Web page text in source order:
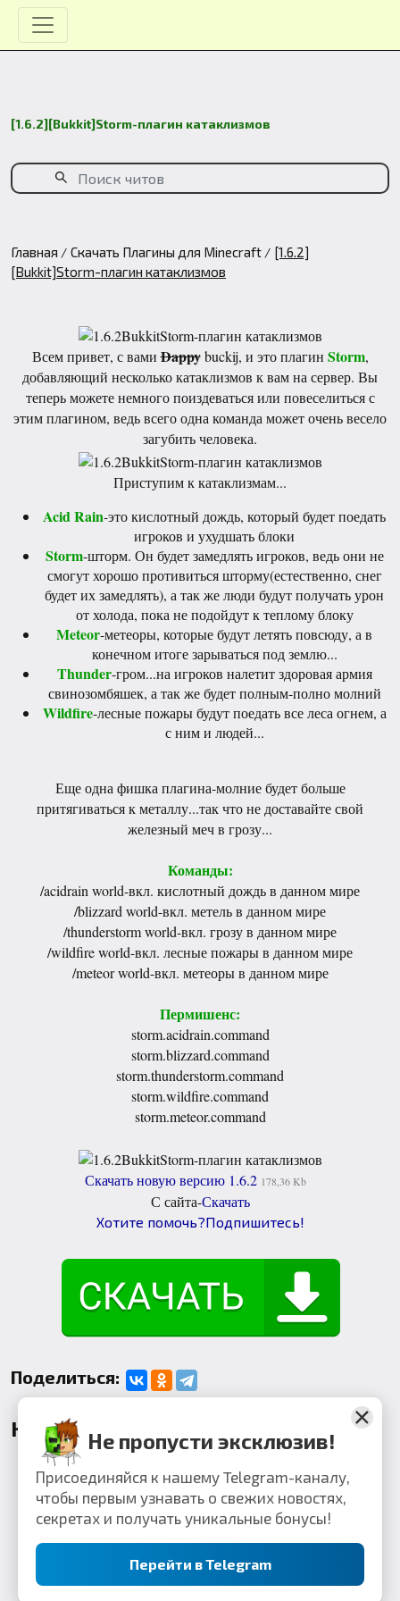
[1.6.2][Bukkit]Storm-плагин катаклизмов
Главная Скачать Плагины для Minecraft
[1.6.2]
[Bukkit]Storm-плагин катаклизмов
Всем привет, с вамиDappybuckij, и это плагин Storm,
добавляющий несколько катаклизмов к вам на сервер. Вы
теперь можете немного поиздеваться или повеселиться с
этим плагином, ведь всего одна команда может очень весело
загубить человека.
Приступим к катаклизмам...
Acid Rain-это кислотный дождь, который будет поедать
игроков и ухудшать блоки
Storm-шторм. Он будет замедлять игроков, ведь они не
смогут хорошо противиться шторму(естественно, снег
будет их замедлять), а так же люди будут получать урон
от холода, пока не подойдут к теплому блоку
Meteor-метеоры, которые будут летять повсюду, а в
конечном итоге зарываться под землю...
Thunder-гром...на игроков налетит здоровая армия
свинозомбяшек, а так же будет полным-полно молний
Wildfire-лесные пожары будут поедать все леса огнем, а
с ним и людей...
Еще одна фишка плагина-молние будет больше
притягиваться к металлу...так что не доставайте свой
железный меч в грозу...
Команды:
/acidrain world-вкл. кислотный дождь в данном мире
/blizzard world-вкл. метель в данном мире
/thunderstorm world-вкл. грозу в данном мире
/wildfire world-вкл. лесные пожары в данном мире
/meteor world-вкл. метеоры в данном мире
Пермишенс:
storm.acidrain.command
storm.blizzard.command
storm.thunderstorm.command
storm.wildfire.command
storm.meteor.command
Скачать новую версию 1.6.2 178,36 Kb
С сайта-Скачать
Хотите помочь?Подпишитесь!
Поделиться:
КомментарииНе пропусти эксклюзив!
Присоединяйся к нашему Telegram-каналу,
чтобы первым узнавать о свежих новостях,
секретах и получать уникальные бонусы!
Перейти в Telegram